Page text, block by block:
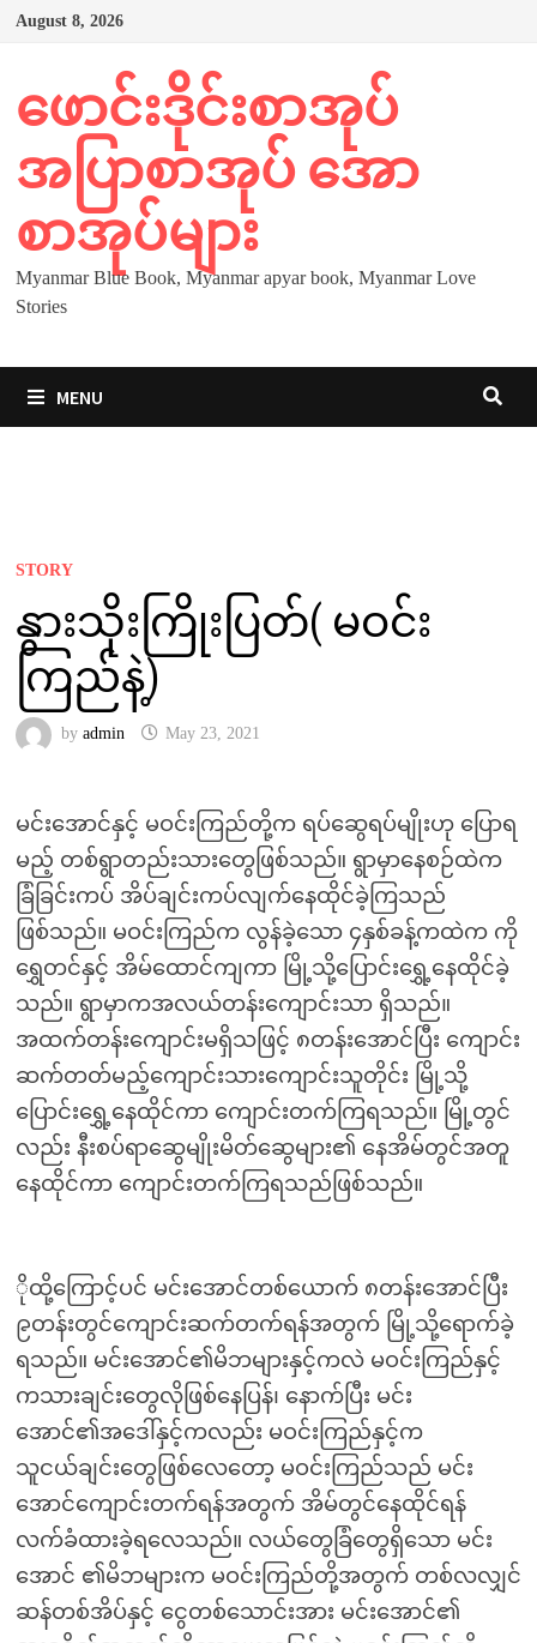
Skip
August 8, 2026
ဖောင်းဒိုင်းစာအုပ်
အပြာစာအုပ် အော
စာအုပ်များ
Myanmar Blue Book, Myanmar apyar book, Myanmar Love
Stories
MENU
STORY
နွားသိုးကြိုးပြတ်( မဝင်း
ကြည်နဲ့)
by admin May 23, 2021
မင်းအောင်နှင့် မဝင်းကြည်တို့က ရပ်ဆွေရပ်မျိုးဟု ပြောရ
မည့် တစ်ရွာတည်းသားတွေဖြစ်သည်။ ရွာမှာနေစဉ်ထဲက
ခြံခြင်းကပ် အိပ်ချင်းကပ်လျက်နေထိုင်ခဲ့ကြသည်
ဖြစ်သည်။ မဝင်းကြည်က လွန်ခဲ့သော ၄နှစ်ခန့်ကထဲက ကို
ရွှေတင်နှင့် အိမ်ထောင်ကျကာ မြို့သို့ပြောင်းရွှေ့နေထိုင်ခဲ့
သည်။ ရွာမှာကအလယ်တန်းကျောင်းသာ ရှိသည်။
အထက်တန်းကျောင်းမရှိသဖြင့် ၈တန်းအောင်ပြီး ကျောင်း
ဆက်တတ်မည့်ကျောင်းသားကျောင်းသူတိုင်း မြို့သို့
ပြောင်းရွှေ့နေထိုင်ကာ ကျောင်းတက်ကြရသည်။ မြို့တွင်
လည်း နီးစပ်ရာဆွေမျိုးမိတ်ဆွေများ၏ နေအိမ်တွင်အတူ
နေထိုင်ကာ ကျောင်းတက်ကြရသည်ဖြစ်သည်။
ိုထို့ကြောင့်ပင် မင်းအောင်တစ်ယောက် ၈တန်းအောင်ပြီး
၉တန်းတွင်ကျောင်းဆက်တက်ရန်အတွက် မြို့သို့ရောက်ခဲ့
ရသည်။ မင်းအောင်၏မိဘများနှင့်ကလဲ မဝင်းကြည်နှင့်
ကသားချင်းတွေလိုဖြစ်နေပြန်၊ နောက်ပြီး မင်း
အောင်၏အဒေါ်နှင့်ကလည်း မဝင်းကြည်နှင့်က
သူငယ်ချင်းတွေဖြစ်လေတော့ မဝင်းကြည်သည် မင်း
အောင်ကျောင်းတက်ရန်အတွက် အိမ်တွင်နေထိုင်ရန်
လက်ခံထားခဲ့ရလေသည်။ လယ်တွေခြံတွေရှိသော မင်း
အောင် ၏မိဘများက မဝင်းကြည်တို့အတွက် တစ်လလျှင်
ဆန်တစ်အိပ်နှင့် ငွေတစ်သောင်းအား မင်းအောင်၏